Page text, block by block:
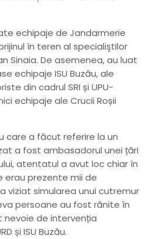
echipaje de Jandarmerie
în teren al specialiştilor
Sinaia. De asemenea, au luat
echipaje ISU Buzău, ale
din cadrul SRI și UPU-
echipaje ale Crucii Roșii
care a făcut referire la un
a fost ambasadorul unei țări
atentatul a avut loc chiar în
erau prezente mii de
viziat simularea unui cutremur
persoane au fost rănite în
nevoie de intervenția
și ISU Buzău.